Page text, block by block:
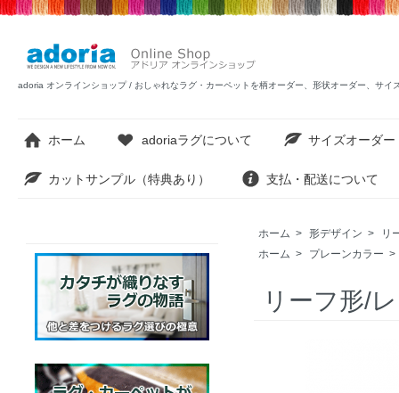
adoria オンラインショップ / おしゃれなラグ・カーペットを柄オーダー、形状オーダー、サイ
ホーム adoriaラグについて サイズオーダー
カットサンプル（特典あり） 支払・配送について
ホーム > 形デザイン >
リ
ホーム > プレーンカラー >
リーフ形/